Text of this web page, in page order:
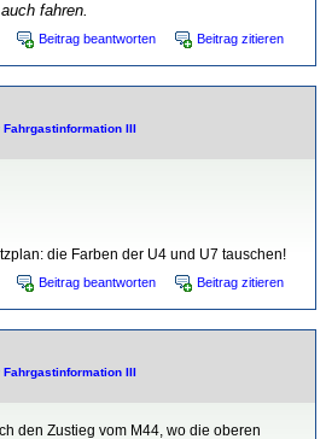
fahren.
Beitrag beantworten Beitrag zitieren
III
die Farben der U4 und U7 tauschen!
Beitrag beantworten Beitrag zitieren
III
den Zustieg vom M44, wo die oberen